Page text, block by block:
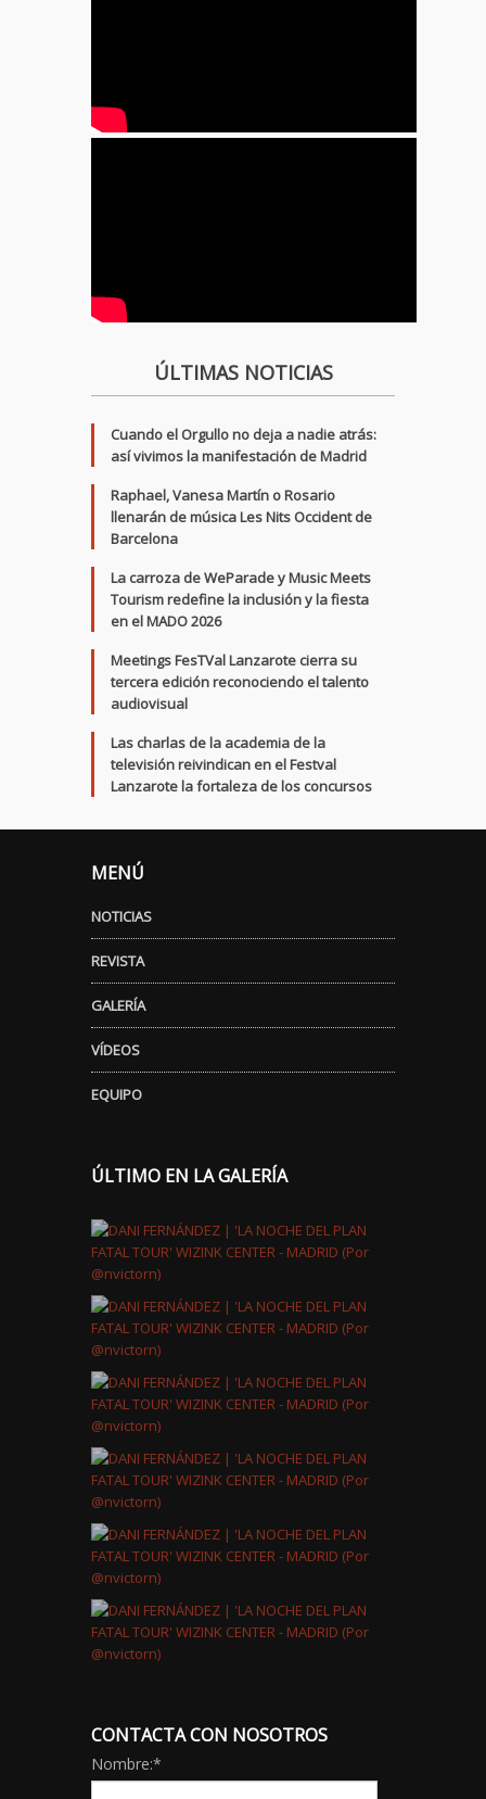
ÚLTIMAS NOTICIAS
Cuando el Orgullo no deja a nadie atrás:
así vivimos la manifestación de Madrid
Raphael, Vanesa Martín o Rosario
llenarán de música Les Nits Occident de
Barcelona
La carroza de WeParade y Music Meets
Tourism redefine la inclusión y la fiesta
en el MADO 2026
Meetings FesTVal Lanzarote cierra su
tercera edición reconociendo el talento
audiovisual
Las charlas de la academia de la
televisión reivindican en el Festval
Lanzarote la fortaleza de los concursos
MENÚ
NOTICIAS
REVISTA
GALERÍA
VÍDEOS
EQUIPO
ÚLTIMO EN LA GALERÍA
CONTACTA CON NOSOTROS
Nombre:*